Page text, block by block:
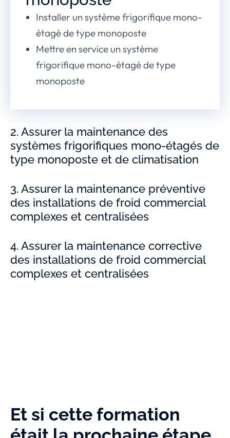
Installer un système frigorifique mono-
étagé de type monoposte
Mettre en service un système
frigorifique mono-étagé de type
monoposte
2. Assurer la maintenance des
systèmes frigorifiques mono-étagés de
type monoposte et de climatisation
3. Assurer la maintenance préventive
des installations de froid commercial
complexes et centralisées
4. Assurer la maintenance corrective
des installations de froid commercial
complexes et centralisées
Et si cette formation